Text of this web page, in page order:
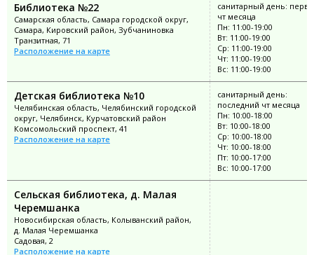
Библиотека №22
Самарская область, Самара городской округ,
Самара, Кировский район, Зубчаниновка
Транзитная, 71
Расположение на карте
санитарный день:
чт месяца
Пн: 11:00-19:00
Вт: 11:00-19:00
Ср: 11:00-19:00
Чт: 11:00-19:00
Вс: 11:00-19:00
Детская библиотека №10
Челябинская область, Челябинский городской
округ, Челябинск, Курчатовский район
Комсомольский проспект, 41
Расположение на карте
санитарный день:
последний чт месяца
Пн: 10:00-18:00
Вт: 10:00-18:00
Ср: 10:00-18:00
Чт: 10:00-18:00
Пт: 10:00-17:00
Вс: 10:00-17:00
Сельская библиотека, д. Малая
Черемшанка
Новосибирская область, Колыванский район,
д. Малая Черемшанка
Садовая, 2
Расположение на карте